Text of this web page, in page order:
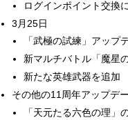
ログインポイント交換
3月25日
「武極の試練」アップ
新マルチバトル「魔星
新たな英雄武器を追加
その他の11周年アップデ
「天元たる六色の理」